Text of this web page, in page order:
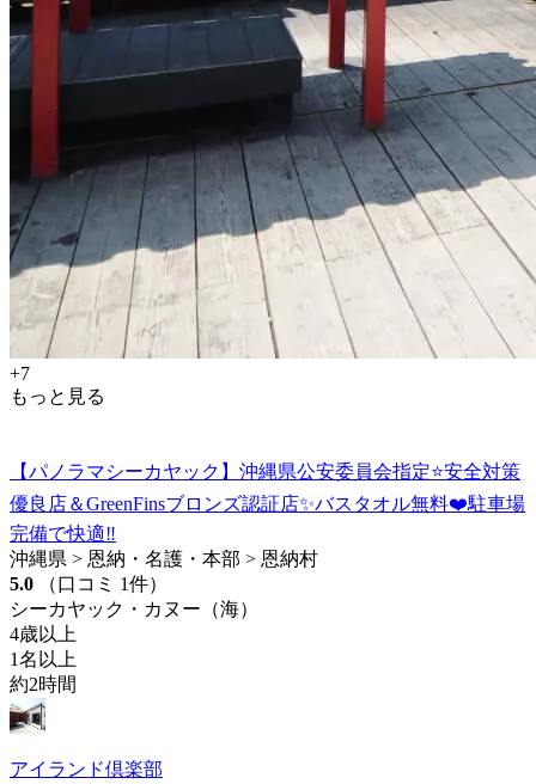
+7
もっと見る
【パノラマシーカヤック】沖縄県公安委員会指定⭐️安全対策
優良店＆GreenFinsブロンズ認証店✨バスタオル無料❤️駐車場
完備で快適‼️
沖縄県 > 恩納・名護・本部 > 恩納村
5.0
（口コミ 1件）
シーカヤック・カヌー（海）
4歳以上
1名以上
約2時間
アイランド倶楽部